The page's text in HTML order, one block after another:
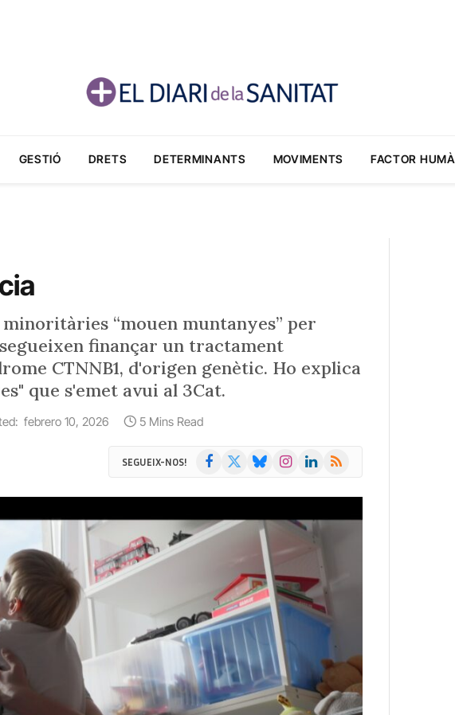
GESTIÓ DRETS DETERMINANTS MOVIMENTS FACTOR HUMÀ
“mouen muntanyes” per
finançar un tractament
CTNNB1, d'origen genètic. Ho explica
que s'emet avui al 3Cat.
febrero 10, 2026 5 Mins Read
SEGUEIX-NOS! Facebook BlueskyInstagramLinkedIn
RSS